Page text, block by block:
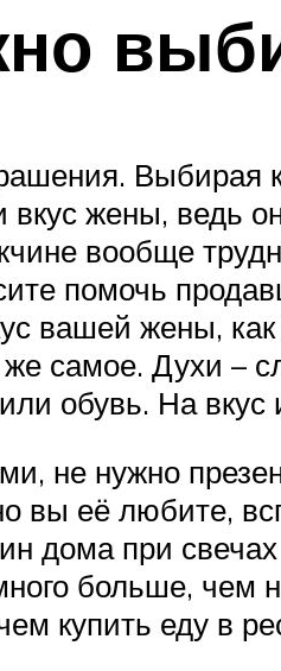
Выбирая
вкус жены, ведь
вообще
помочь
вашей жены,
самое. Духи –
обувь. На вкус
не нужно
вы её любите,
дома при
больше, чем
купить еду в